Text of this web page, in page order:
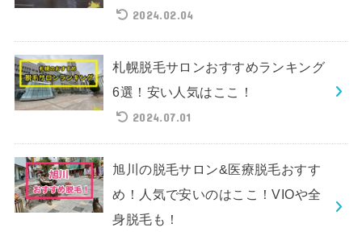
2024.02.04
札幌脱毛サロンおすすめランキング
6選！安い人気はここ！
2024.07.01
旭川の脱毛サロン&医療脱毛おすす
め！人気で安いのはここ！VIOや全
身脱毛も！